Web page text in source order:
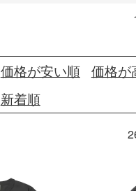
価格が安い順
価格が
新着順